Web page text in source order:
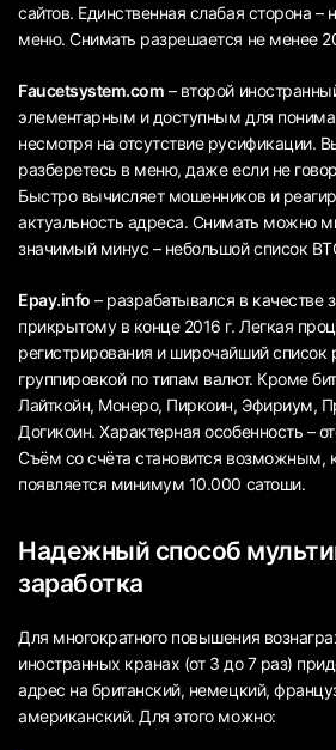
сайтов. Единственная слабая сторона –
меню. Снимать разрешается не менее
Faucetsystem.com – второй
элементарным и доступным для
несмотря на отсутствие русификации.
разберетесь в меню, даже если не
Быстро вычисляет мошенников и
актуальность адреса. Снимать можно
значимый минус – небольшой список
Epay.info – разрабатывался в качестве
прикрытому в конце 2016 г. Легкая
регистрирования и широчайший список
группировкой по типам валют. Кроме
Лайткойн, Монеро, Пиркоин, Эфириум,
Догикоин. Характерная особенность –
Съём со счёта становится возможным,
появляется минимум 10.000 сатоши.
Надежный способ
заработка
Для многократного повышения
иностранных кранах (от 3 до 7 раз)
адрес на британский, немецкий,
американский. Для этого можно: